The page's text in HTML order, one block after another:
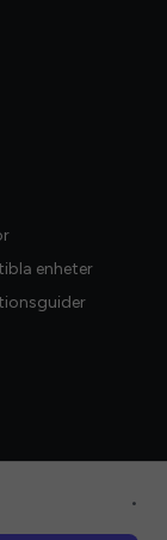
enheter
•